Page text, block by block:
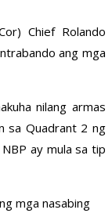
Chief Rolando
ang mga
nilang armas
sa Quadrant 2 ng
ay mula sa tip
mga nasabing